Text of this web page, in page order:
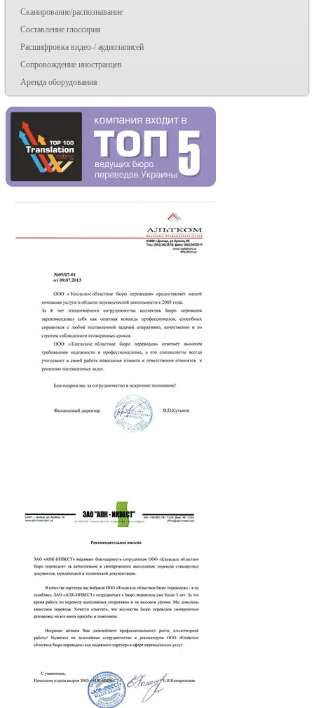
Сканирование/распознавание
Составление глоссария
Расшифровка видео-/ аудиозаписей
Сопровождение иностранцев
Аренда оборудования